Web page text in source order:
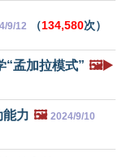
9/12 （134,580次）
“孟加拉模式” 🖼️▶️
力 🖼️ 2024/9/10